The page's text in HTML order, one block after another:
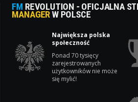
FM REVOLUTION - OFICJALNA
MANAGERW POLSCE
Największa polska
społeczność
Ponad 70 tysięcy
zarejestrowanych
użytkowników nie może
się mylić!